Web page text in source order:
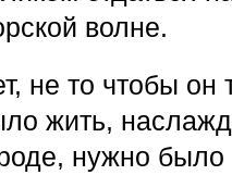
волне.
не то чтобы
жить,
нужно было